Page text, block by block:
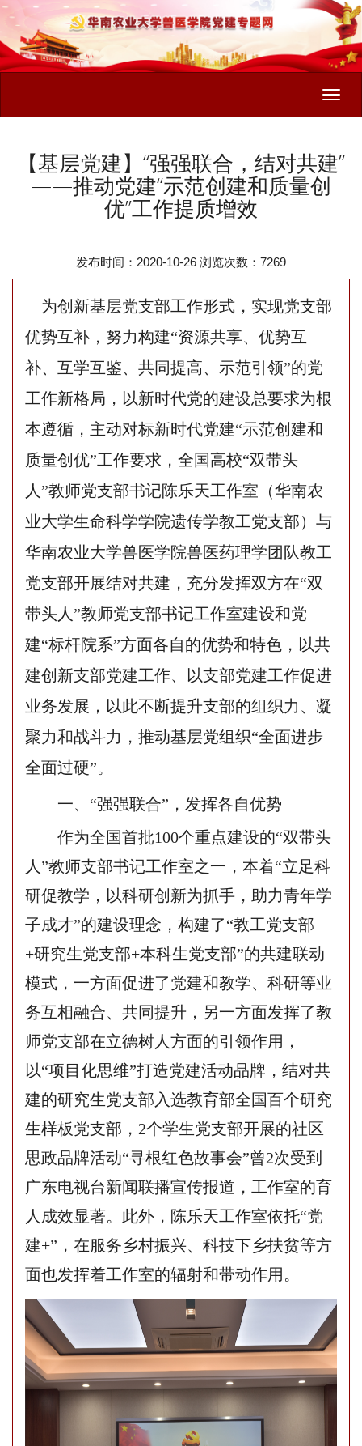
【基层党建】“强强联合，结对共建”
——推动党建“示范创建和质量创
优”工作提质增效
发布时间：2020-10-26 浏览次数： 7269
为创新基层党支部工作形式，实现党支部
优势互补，努力构建“资源共享、优势互
补、互学互鉴、共同提高、示范引领”的党
工作新格局，以新时代党的建设总要求为根
本遵循，主动对标新时代党建“示范创建和
质量创优”工作要求，全国高校“双带头
人”教师党支部书记陈乐天工作室（华南农
业大学生命科学学院遗传学教工党支部）与
华南农业大学兽医学院兽医药理学团队教工
党支部开展结对共建，充分发挥双方在“双
带头人”教师党支部书记工作室建设和党
建“标杆院系”方面各自的优势和特色，以共
建创新支部党建工作、以支部党建工作促进
业务发展，以此不断提升支部的组织力、凝
聚力和战斗力，推动基层党组织“全面进步
全面过硬”。
一、 “强强联合”，发挥各自优势
作为全国首批100个重点建设的“双带头
人”教师支部书记工作室之一，本着“立足科
研促教学，以科研创新为抓手，助力青年学
子成才”的建设理念，构建了“教工党支部
+研究生党支部+本科生党支部”的共建联动
模式， 一方面促进了党建和教学、科研等业
务互相融合、 共同提升，另一方面发挥了教
师党支部在立德树人方面的引领作用 ，
以“项目化思维”打造党建活动品牌，结对共
建的研究生党支部入选教育部全国百个研究
生样板党支部，2个学生党支部开展的社区
思政品牌活动“寻根红色故事会”曾2次受到
广东电视台新闻联播宣传报道，工作室的育
人成效显著。 此外 ， 陈乐天工作室依托“党
建+”，在服务乡村振兴、科技下乡扶贫等方
面也发挥着工作室的辐射和带动作用。